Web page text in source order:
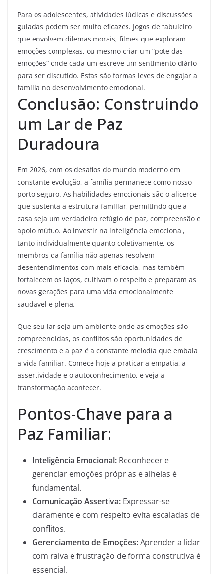
Para os adolescentes, atividades lúdicas e discussões
guiadas podem ser muito eficazes. Jogos de tabuleiro
que envolvem dilemas morais, filmes que exploram
emoções complexas, ou mesmo criar um “pote das
emoções” onde cada um escreve um sentimento diário
para ser discutido. Estas são formas leves de engajar a
família no desenvolvimento emocional.
Conclusão: Construindo
um Lar de Paz
Duradoura
Em 2026, com os desafios do mundo moderno em
constante evolução, a família permanece como nosso
porto seguro. As habilidades emocionais são o alicerce
que sustenta a estrutura familiar, permitindo que a
casa seja um verdadeiro refúgio de paz, compreensão e
apoio mútuo. Ao investir na inteligência emocional,
tanto individualmente quanto coletivamente, os
membros da família não apenas resolvem
desentendimentos com mais eficácia, mas também
fortalecem os laços, cultivam o respeito e preparam as
novas gerações para uma vida emocionalmente
saudável e plena.
Que seu lar seja um ambiente onde as emoções são
compreendidas, os conflitos são oportunidades de
crescimento e a paz é a constante melodia que embala
a vida familiar. Comece hoje a praticar a empatia, a
assertividade e o autoconhecimento, e veja a
transformação acontecer.
Pontos-Chave para a
Paz Familiar:
Inteligência Emocional: Reconhecer e
gerenciar emoções próprias e alheias é
fundamental.
Comunicação Assertiva: Expressar-se
claramente e com respeito evita escaladas de
conflitos.
Gerenciamento de Emoções:Aprender a lidar
com raiva e frustração de forma construtiva é
essencial.